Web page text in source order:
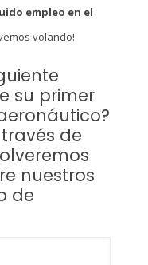
empleo en el
volando!
su primer
de
nuestros
de